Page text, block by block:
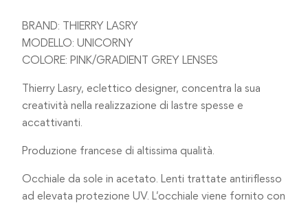
BRAND: THIERRY LASRY
MODELLO: UNICORNY
COLORE: PINK/GRADIENT GREY LENSES
Thierry Lasry, eclettico designer, concentra la sua
creatività nella realizzazione di lastre spesse e
accattivanti.
Produzione francese di altissima qualità.
Occhiale da sole in acetato. Lenti trattate antiriflesso
ad elevata protezione UV. L’occhiale viene fornito con